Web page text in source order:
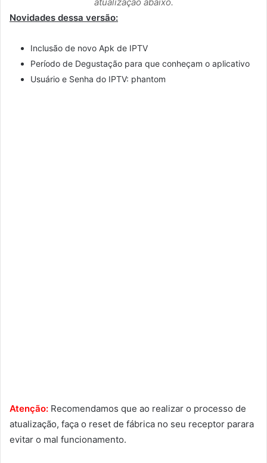
Novidades dessa versão:
Inclusão de novo Apk de IPTV
Período de Degustação para que conheçam o aplicativo
Usuário e Senha do IPTV: phantom
Atenção: Recomendamos que ao realizar o processo de
atualização, faça o reset de fábrica no seu receptor parara
evitar o mal funcionamento.